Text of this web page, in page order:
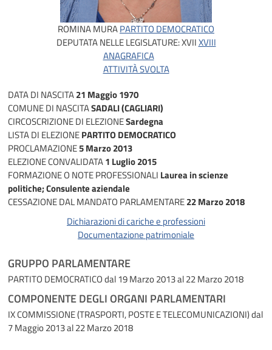
ROMINA MURAPARTITO DEMOCRATICO
DEPUTATA NELLE LEGISLATURE:XVIIXVIII
ANAGRAFICA
ATTIVITÀ SVOLTA
DATA DI NASCITA21 Maggio 1970
COMUNE DI NASCITASADALI (CAGLIARI)
CIRCOSCRIZIONE DI ELEZIONESardegna
LISTA DI ELEZIONEPARTITO DEMOCRATICO
PROCLAMAZIONE5 Marzo 2013
ELEZIONE CONVALIDATA1 Luglio 2015
FORMAZIONE O NOTE PROFESSIONALI Laurea in scienze
politiche; Consulente aziendale
CESSAZIONE DAL MANDATO PARLAMENTARE22 Marzo 2018
Dichiarazioni di cariche e professioni
Documentazione patrimoniale
GRUPPO PARLAMENTARE
PARTITO DEMOCRATICOdal 19 Marzo 2013 al 22 Marzo 2018
COMPONENTE DEGLI ORGANI PARLAMENTARI
IX COMMISSIONE (TRASPORTI, POSTE E TELECOMUNICAZIONI)dal
7 Maggio 2013 al 22 Marzo 2018